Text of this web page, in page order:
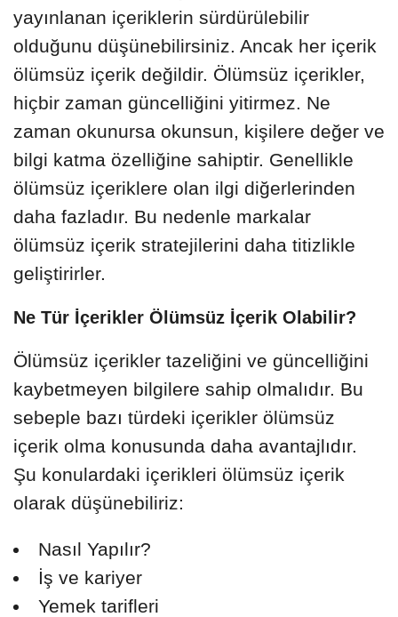
yayınlanan içeriklerin sürdürülebilir
olduğunu düşünebilirsiniz. Ancak her içerik
ölümsüz içerik değildir. Ölümsüz içerikler,
hiçbir zaman güncelliğini yitirmez. Ne
zaman okunursa okunsun, kişilere değer ve
bilgi katma özelliğine sahiptir. Genellikle
ölümsüz içeriklere olan ilgi diğerlerinden
daha fazladır. Bu nedenle markalar
ölümsüz içerik stratejilerini daha titizlikle
geliştirirler.
Ne Tür İçerikler Ölümsüz İçerik Olabilir?
Ölümsüz içerikler tazeliğini ve güncelliğini
kaybetmeyen bilgilere sahip olmalıdır. Bu
sebeple bazı türdeki içerikler ölümsüz
içerik olma konusunda daha avantajlıdır.
Şu konulardaki içerikleri ölümsüz içerik
olarak düşünebiliriz:
Nasıl Yapılır?
İş ve kariyer
Yemek tarifleri